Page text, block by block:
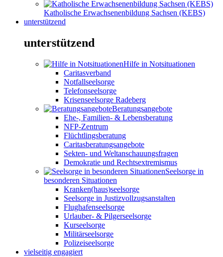
Katholische Erwachsenenbildung Sachsen (KEBS)
unterstützend
unterstützend
Hilfe in Notsituationen
Caritasverband
Notfallseelsorge
Telefonseelsorge
Krisenseelsorge Radeberg
Beratungsangebote
Ehe-, Familien- & Lebensberatung
NFP-Zentrum
Flüchtlingsberatung
Caritasberatungsangebote
Sekten- und Weltanschauungsfragen
Demokratie und Rechtsextremismus
Seelsorge in
besonderen Situationen
Kranken(haus)seelsorge
Seelsorge in Justizvollzugsanstalten
Flughafenseelsorge
Urlauber- & Pilgerseelsorge
Kurseelsorge
Militärseelsorge
Polizeiseelsorge
vielseitig engagiert